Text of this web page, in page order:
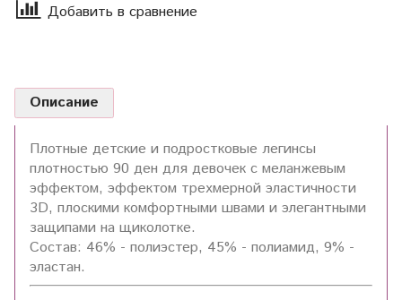
Добавить в сравнение
Описание
Плотные детские и подростковые легинсы
плотностью 90 ден для девочек с меланжевым
эффектом, эффектом трехмерной эластичности
3D, плоскими комфортными швами и элегантными
защипами на щиколотке.
Состав: 46% - полиэстер, 45% - полиамид, 9% -
эластан.